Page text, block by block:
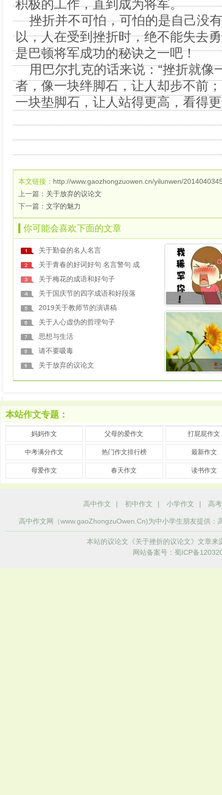
积极的工作，直到成为将军。
挫折并不可怕，可怕的是自己没
以，人在受到挫折时，绝不能失去
是巴顿将军成功的秘诀之一吧！
用巴尔扎克的话来说：“挫折就像
者，像一块绊脚石，让人却步不前
一块垫脚石，让人站得更高，看得
本文链接： http://www.gaozhongzuowen.cn/yilunwen/
上一篇： 关于放弃的议论文
下一篇： 文字的魅力
你可能会喜欢下面的文章
关于勤奋的名人名言
关于青春的好词好句 名言警句 成
关于梅花的成语和好句子
关于国庆节的四字成语和好段落
2019关于教师节的演讲稿
关于人心虚伪的哲理句子
思想与生活
请不要吸毒
关于放弃的议论文
本站作文专题：
妈妈作文 父母的爱作文 打屁屁作文
中考满分作文 热门作文排行榜 最新作文
母爱作文 春天作文 读书作文
高中作文 | 初中作文 | 小学作文 | 高
高中作文网（www.gaoZhongzuOwen.Cn)为中小学生朋友提供
本站的议论文《关于挫折的议论文》文章
网站备案号：蜀ICP备